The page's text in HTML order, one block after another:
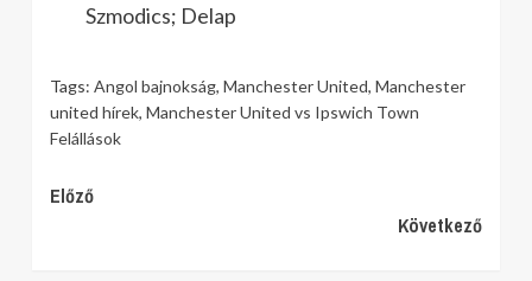
Szmodics; Delap
Tags: Angol bajnokság, Manchester United, Manchester
united hírek, Manchester United vs Ipswich Town
Felállások
Continue
Előző
Következő